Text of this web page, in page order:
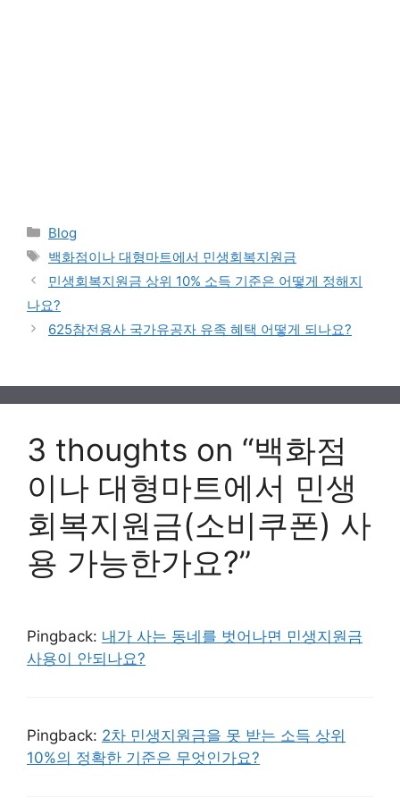
Categories
Blog
Tags
백화점이나 대형마트에서 민생회복지원금
민생회복지원금 상위 10% 소득 기준은 어떻게 정해지
나요?
625참전용사 국가유공자 유족 혜택 어떻게 되나요?
3 thoughts on “백화점
이나 대형마트에서 민생
회복지원금(소비쿠폰) 사
용 가능한가요?”
Pingback: 내가 사는 동네를 벗어나면 민생지원금
사용이 안되나요?
Pingback: 2차 민생지원금을 못 받는 소득 상위
10%의 정확한 기준은 무엇인가요?